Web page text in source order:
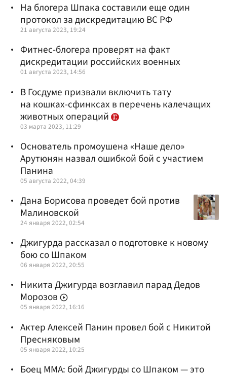
На блогера Шпака составили еще один
протокол за дискредитацию ВС РФ
21 августа 2023, 19:24
Фитнес-блогера проверят на факт
дискредитации российских военных
01 августа 2023, 14:56
В Госдуме призвали включить тату
на кошках-сфинксах в перечень калечащих
животных операций
03 марта 2023, 11:29
Основатель промоушена «Наше дело»
Арутюнян назвал ошибкой бой с участием
Панина
05 августа 2022, 04:39
Дана Борисова проведет бой против
Малиновской
24 января 2022, 02:54
Джигурда рассказал о подготовке к новому
бою со Шпаком
06 января 2022, 20:55
Никита Джигурда возглавил парад Дедов
Морозов
05 января 2022, 16:16
Актер Алексей Панин провел бой с Никитой
Пресняковым
05 января 2022, 10:25
Боец ММА: бой Джигурды со Шпаком — это